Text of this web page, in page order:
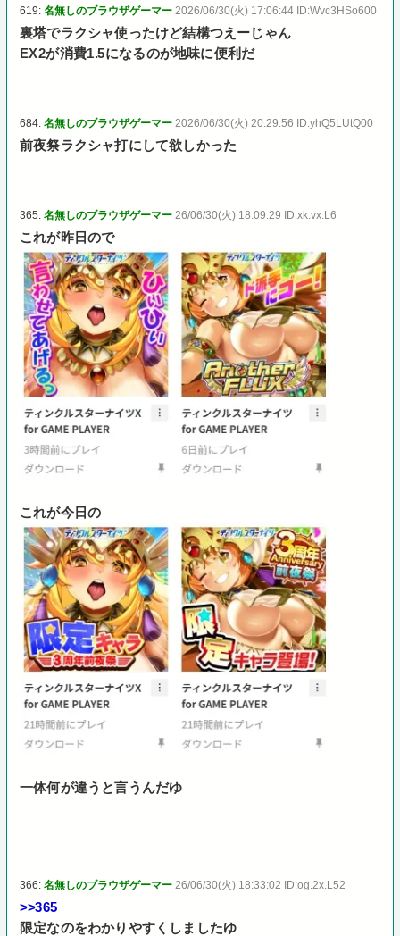
619:名無しのブラウザゲーマー 2026/06/30(火) 17:06:44 ID:Wvc3HSo600
裏塔でラクシャ使ったけど結構つえーじゃん
EX2が消費1.5になるのが地味に便利だ
684:名無しのブラウザゲーマー 2026/06/30(火) 20:29:56 ID:yhQ5LUtQ00
前夜祭ラクシャ打にして欲しかった
365:名無しのブラウザゲーマー 26/06/30(火) 18:09:29 ID:xk.vx.L6
これが昨日ので
これが今日の
一体何が違うと言うんだゆ
366:名無しのブラウザゲーマー 26/06/30(火) 18:33:02 ID:og.2x.L52
>>365
限定なのをわかりやすくしましたゆ